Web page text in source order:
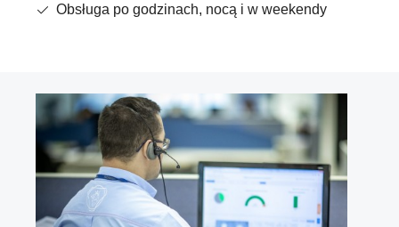
Obsługa po godzinach, nocą i w weekendy